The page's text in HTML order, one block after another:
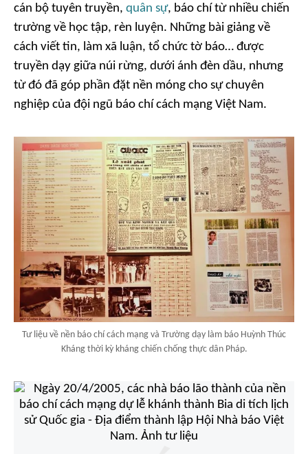
cán bộ tuyên truyền, quân sự, báo chí từ nhiều chiến
trường về học tập, rèn luyện. Những bài giảng về
cách viết tin, làm xã luận, tổ chức tờ báo… được
truyền dạy giữa núi rừng, dưới ánh đèn dầu, nhưng
từ đó đã góp phần đặt nền móng cho sự chuyên
nghiệp của đội ngũ báo chí cách mạng Việt Nam.
Tư liệu về nền báo chí cách mạng và Trường dạy làm báo Huỳnh Thúc
Kháng thời kỳ kháng chiến chống thực dân Pháp.